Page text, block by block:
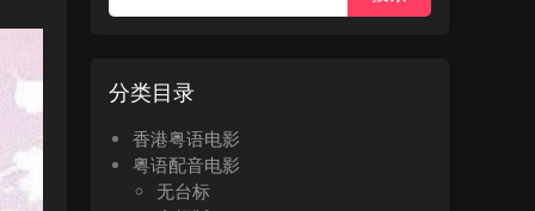
分类目录
香港粤语电影
粤语配音电影
无台标